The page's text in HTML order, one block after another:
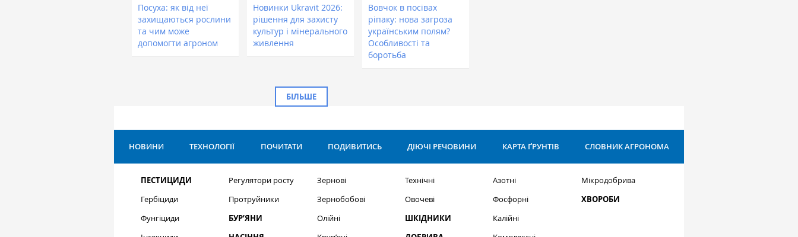
Посуха: як від неї
захищаються рослини
та чим може
допомогти агроном
Новинки Ukravit 2026:
рішення для захисту
культур і мінерального
живлення
Вовчок в посівах
ріпаку: нова загроза
українським полям?
Особливості та
боротьба
БІЛЬШЕ
НОВИНИ ТЕХНОЛОГІЇ ПОЧИТАТИ ПОДИВИТИСЬ ДІЮЧІ РЕЧОВИНИ КАРТА ҐРУНТІВ СЛОВНИК АГРОНОМА
ПЕСТИЦИДИ
Гербіциди
Фунгіциди
Регулятори росту
Протруйники
БУР’ЯНИ
Зернові
Зернобобові
Олійні
Технічні
Овочеві
ШКІДНИКИ
Азотні
Фосфорні
Калійні
Мікродобрива
ХВОРОБИ